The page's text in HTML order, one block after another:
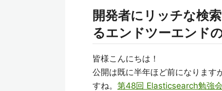
開発者にリッチな検
るエンドツーエンド
皆様こんにちは！
公開は既に半年ほど前になります
すね。 第48回 Elasticsearch勉強